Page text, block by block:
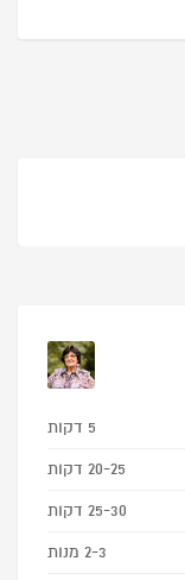
5 דקות
20-25 דקות
25-30 דקות
2-3 מנות